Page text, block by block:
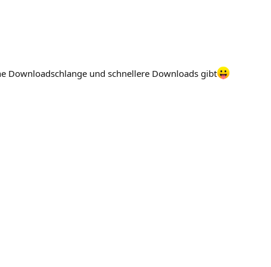
Downloadschlange und schnellere Downloads gibt